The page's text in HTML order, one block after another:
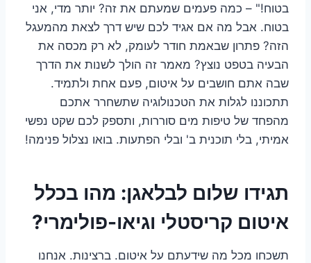
בטוח!" – כמה פעמים שמעתם את זה? יותר מדי, אני
בטוח. אבל מה אם אגיד לכם שיש דרך לצאת מהמעגל
הזה? פתרון שבאמת חודר לעומק, לא רק מכסה את
הבעיה בטפט נוצץ? מאמר זה הולך לשנות את הדרך
שבה אתם חושבים על איטום, פעם אחת ולתמיד.
תתכוננו לגלות את הטכנולוגיה שתשחרר אתכם
מהפחד של טיפות מים סוררות, ותספק לכם שקט נפשי
אמיתי, בלי תוכנית ב' ובלי הפתעות. בואו נצלול פנימה!
תגידו שלום לבלאגן: מהו בכלל
איטום קריסטלי וגיאו-פולימרי?
תשכחו מכל מה שידעתם על איטום. ברצינות. אנחנו